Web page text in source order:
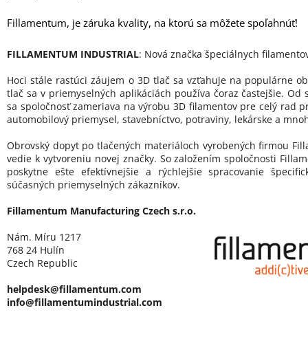
Fillamentum, je záruka kvality, na ktorú sa môžete spoľahnúť!
FILLAMENTUM INDUSTRIAL: Nová značka špeciálnych
Hoci stále rastúci záujem o 3D tlač sa vzťahuje na populárne
tlač sa v priemyselných aplikáciách používa čoraz častejšie. Od
sa spoločnosť zameriava na výrobu 3D filamentov pre celý rad
automobilový priemysel, stavebníctvo, potraviny, lekárske a
Obrovský dopyt po tlačených materiáloch vyrobených firmou
vedie k vytvoreniu novej značky. So založením spoločnosti
poskytne ešte efektívnejšie a rýchlejšie spracovanie
súčasných priemyselných zákazníkov.
Fillamentum Manufacturing Czech s.r.o.
Nám. Míru 1217
768 24 Hulín
Czech Republic
helpdesk@fillamentum.com
info@fillamentumindustrial.com